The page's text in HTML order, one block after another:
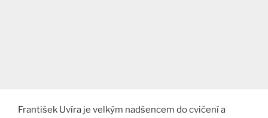
František Uvíra je velkým nadšencem do cvičení a